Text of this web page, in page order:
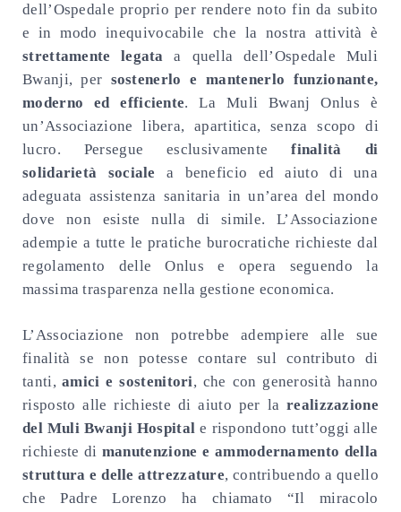
dell’Ospedale proprio per rendere noto fin da subito
e in modo inequivocabile che la nostra attività è
strettamente legata a quella dell’Ospedale Muli
Bwanji, per sostenerlo e mantenerlo funzionante,
moderno ed efficiente. La Muli Bwanj Onlus è
un’Associazione libera, apartitica, senza scopo di
lucro. Persegue esclusivamentefinalità di
solidarietà sociale a beneficio ed aiuto di una
adeguata assistenza sanitaria in un’area del mondo
dove non esiste nulla di simile. L’Associazione
adempie a tutte le pratiche burocratiche richieste dal
regolamento delle Onlus e opera seguendo la
massima trasparenza nella gestione economica.
L’Associazione non potrebbe adempiere alle sue
finalità se non potesse contare sul contributo di
tanti,amici e sostenitori, che con generosità hanno
risposto alle richieste di aiuto per la realizzazione
del Muli Bwanji Hospital e rispondono tutt’oggi alle
richieste di manutenzione e ammodernamento della
struttura e delle attrezzature, contribuendo a quello
che Padre Lorenzo ha chiamato “Il miracolo